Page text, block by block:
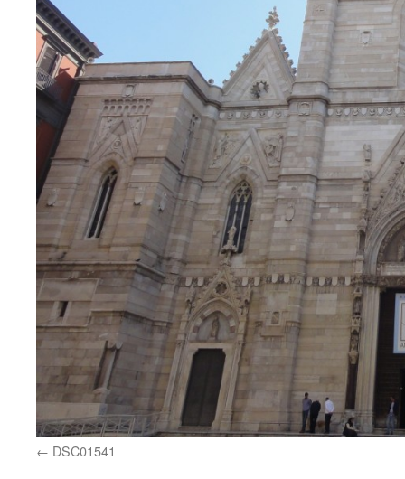
DSC01541